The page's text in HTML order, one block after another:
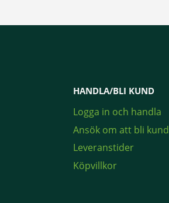
HANDLA/BLI KUND
Logga in och handla
Ansök om att bli kund
Leveranstider
Köpvillkor